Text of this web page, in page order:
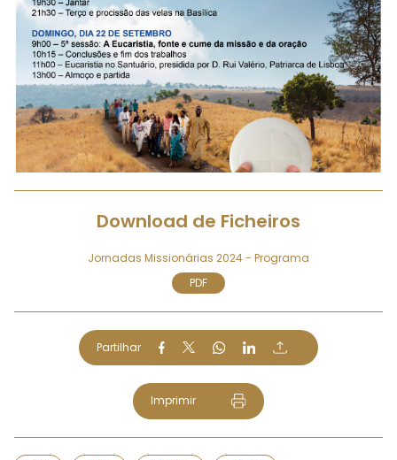
Download de Ficheiros
Jornadas Missionárias 2024 - Programa
PDF
Partilhar
Imprimir